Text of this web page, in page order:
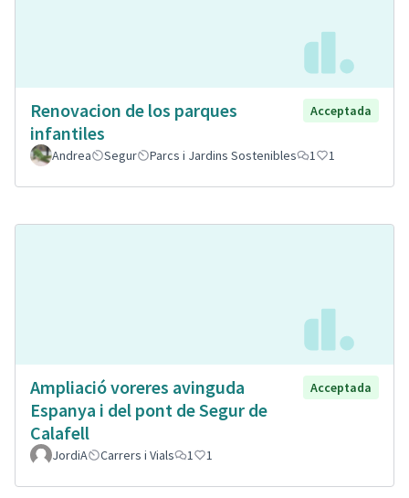
Renovacion de los parques
infantiles
Acceptada
Andrea Segur Parcs i Jardins Sostenibles 1 1
Ampliació voreres avinguda
Espanya i del pont de Segur de
Calafell
Acceptada
JordiA Carrers i Vials 1 1